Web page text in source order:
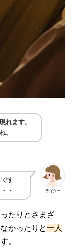
れます。
。
ライター
す
・
たりとさまざ
かったりと一人
。